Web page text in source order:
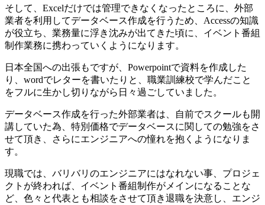
そして、Excelだけでは管理できなくなったところに、外部
業者を利用してデータベース作成を行うため、Accessの知識
が役立ち、業務量に浮き沈みが出てきた頃に、イベント番組
制作業務に携わっていくようになります。
日本全国への出張もですが、Powerpointで資料を作成した
り、wordでレターを書いたりと、職業訓練校で学んだこと
をフルに生かし切りながら日々過ごしていました。
データベース作成を行った外部業者は、自前でスクールも開
講していた為、特別価格でデータベースに関しての勉強をさ
せて頂き、さらにエンジニアへの憧れを抱くようになりま
す。
現職では、バリバリのエンジニアにはなれない事、プロジェ
クトが終われば、イベント番組制作がメインになることな
ど、色々と代表とも相談をさせて頂き退職を決意し、エンジ